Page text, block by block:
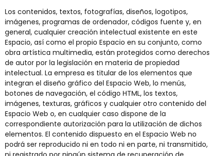
Los contenidos, textos, fotografías, diseños, logotipos,
imágenes, programas de ordenador, códigos fuente y, en
general, cualquier creación intelectual existente en este
Espacio, así como el propio Espacio en su conjunto, como
obra artística multimedia, están protegidos como derechos
de autor por la legislación en materia de propiedad
intelectual. La empresa es titular de los elementos que
integran el diseño gráfico del Espacio Web, lo menús,
botones de navegación, el código HTML, los textos,
imágenes, texturas, gráficos y cualquier otro contenido del
Espacio Web o, en cualquier caso dispone de la
correspondiente autorización para la utilización de dichos
elementos. El contenido dispuesto en el Espacio Web no
podrá ser reproducido ni en todo ni en parte, ni transmitido,